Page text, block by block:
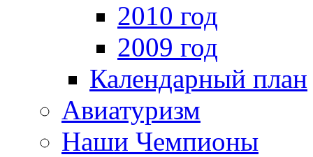
2010 год
2009 год
Календарный план
Авиатуризм
Наши Чемпионы